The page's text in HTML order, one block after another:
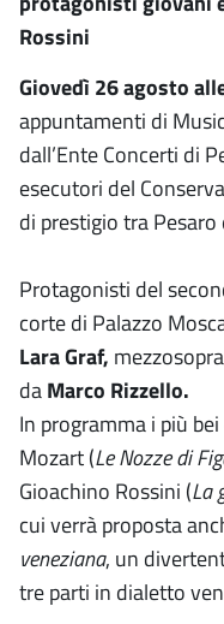
Rossini
Giovedì 26 agosto
appuntamenti di
dall’Ente Concerti di
esecutori del
di prestigio tra Pesaro
Protagonisti del
corte di Palazzo
Lara Graf,
daMarco Rizzello.
In programma i più
Mozart (Le Nozze di
Gioachino Rossini (La
cui verrà proposta
veneziana, un
tre parti in dialetto